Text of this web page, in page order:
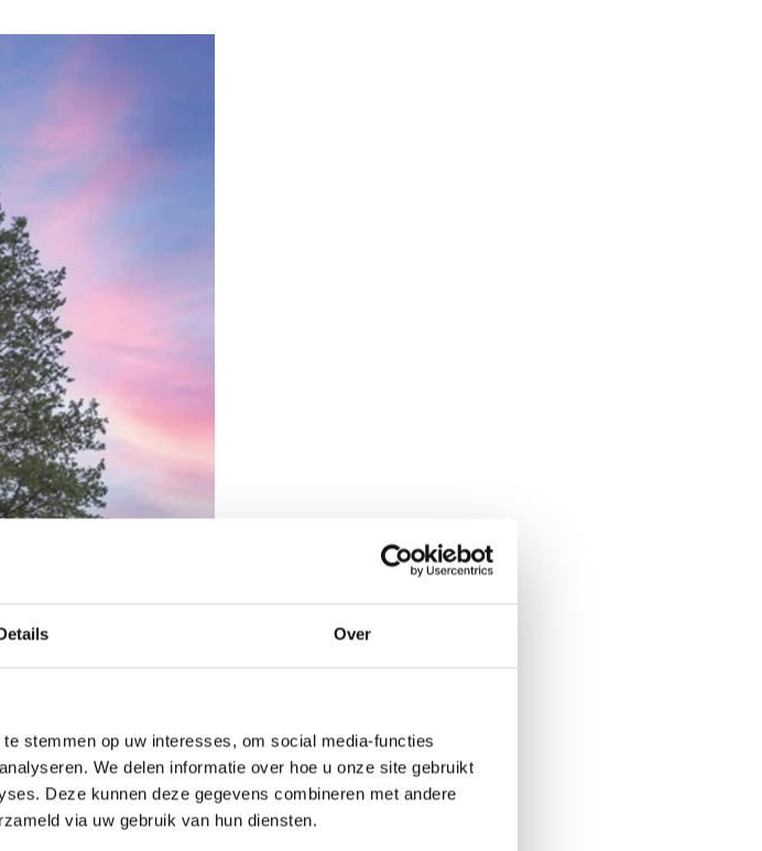
Over
stemmen op uw interesses, om social media-functies
We delen informatie over hoe u onze site gebruikt
Deze kunnen deze gegevens combineren met andere
via uw gebruik van hun diensten.